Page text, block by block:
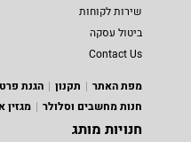
שירות לקוחות
ביטול עסקה
Contact Us
מפת האתר
תקנון הגנת
חנות מחשבים וסלולר
מגזין
חנויות מותג